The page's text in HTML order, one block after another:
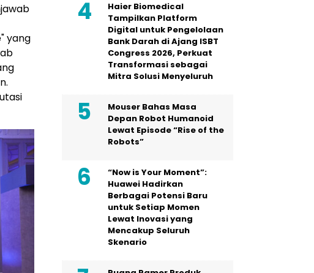
yang
Haier Biomedical
Tampilkan Platform
Digital untuk Pengelolaan
Bank Darah di Ajang ISBT
Congress 2026, Perkuat
Transformasi sebagai
Mitra Solusi Menyeluruh
Mouser Bahas Masa
Depan Robot Humanoid
Lewat Episode “Rise of the
Robots”
“Now is Your Moment”:
Huawei Hadirkan
Berbagai Potensi Baru
untuk Setiap Momen
Lewat Inovasi yang
Mencakup Seluruh
Skenario